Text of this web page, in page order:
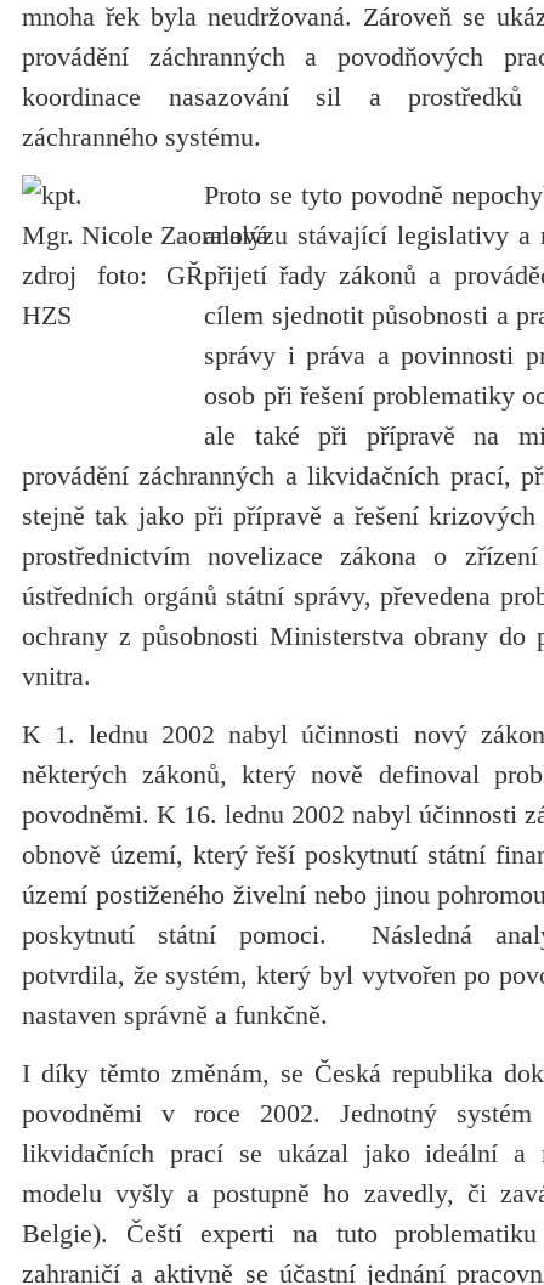
mnoha řek byla neudržovaná. Zároveň se
provádění záchranných a povodňových
koordinace nasazování sil a prostředků
záchranného systému.
Proto se tyto povodně
analýzu stávající legislativy a
přijetí řady zákonů a
cílem sjednotit působnosti a
správy i práva a povinnosti
osob při řešení problematiky
ale také při přípravě na
provádění záchranných a likvidačních prací,
stejně tak jako při přípravě a řešení krizových
prostřednictvím novelizace zákona o
ústředních orgánů státní správy, převedena
ochrany z působnosti Ministerstva obrany do
vnitra.
K 1. lednu 2002 nabyl účinnosti nový
některých zákonů, který nově definoval
povodněmi. K 16. lednu 2002 nabyl účinnosti
obnově území, který řeší poskytnutí státní
území postiženého živelní nebo jinou
poskytnutí státní pomoci. Následná
potvrdila, že systém, který byl vytvořen po
nastaven správně a funkčně.
I díky těmto změnám, se Česká republika
povodněmi v roce 2002. Jednotný
likvidačních prací se ukázal jako ideální a
modelu vyšly a postupně ho zavedly, či
Belgie). Čeští experti na tuto
zahraničí a aktivně se účastní jednání